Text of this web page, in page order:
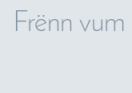
Frënn